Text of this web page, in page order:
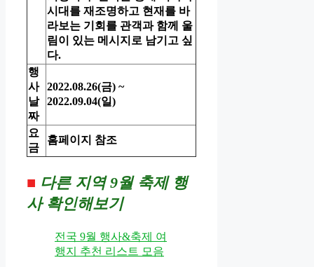
시대를 재조명하고 현재를 바
라보는 기회를 관객과 함께 울
림이 있는 메시지로 남기고 싶
다.
행
사
날
짜
2022.08.26(금) ~
2022.09.04(일)
요
금
홈페이지 참조
■ 다른 지역 9월 축제 행
사 확인해보기
전국 9월 행사&축제 여
행지 추천 리스트 모음